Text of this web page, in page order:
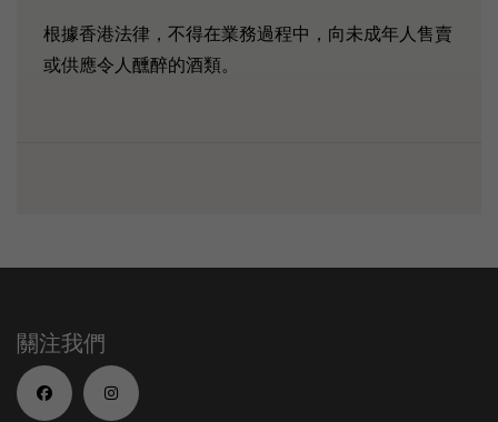
根據香港法律，不得在業務過程中，向未成年人售賣
或供應令人醺醉的酒類。
關注我們